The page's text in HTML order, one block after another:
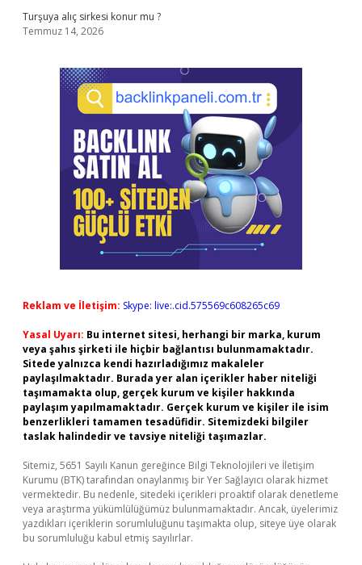
Turşuya alıç sirkesi konur mu ?
Temmuz 14, 2026
Reklam ve İletişim: Skype: live:.cid.575569c608265c69
Yasal Uyarı: Bu internet sitesi, herhangi bir marka, kurum
veya şahıs şirketi ile hiçbir bağlantısı bulunmamaktadır.
Sitede yalnızca kendi hazırladığımız makaleler
paylaşılmaktadır. Burada yer alan içerikler haber niteliği
taşımamakta olup, gerçek kurum ve kişiler hakkında
paylaşım yapılmamaktadır. Gerçek kurum ve kişiler ile isim
benzerlikleri tamamen tesadüfidir. Sitemizdeki bilgiler
taslak halindedir ve tavsiye niteliği taşımazlar.
Sitemiz, 5651 Sayılı Kanun gereğince Bilgi Teknolojileri ve İletişim
Kurumu (BTK) tarafından onaylanmış bir Yer Sağlayıcı olarak hizmet
vermektedir. Bu nedenle, sitedeki içerikleri proaktif olarak denetleme
veya araştırma yükümlülüğümüz bulunmamaktadır. Ancak, üyelerimiz
yazdıkları içeriklerin sorumluluğunu taşımakta olup, siteye üye olarak
bu sorumluluğu kabul etmiş sayılırlar.